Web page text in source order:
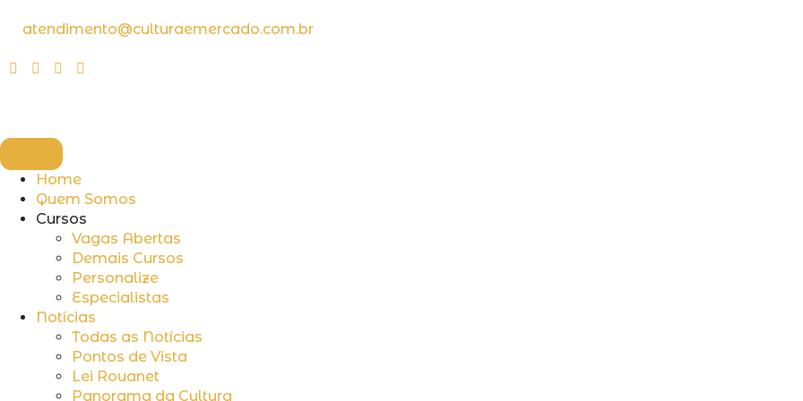
atendimento@culturaemercado.com.br
Home
Quem Somos
Cursos
Vagas Abertas
Demais Cursos
Personalize
Especialistas
Notícias
Todas as Notícias
Pontos de Vista
Lei Rouanet
Panorama da Cultura